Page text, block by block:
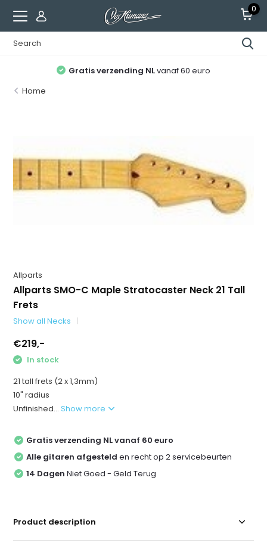
0
Gratis verzending NLvanaf 60 euro
Home
Allparts
Allparts SMO-C Maple Stratocaster Neck 21 Tall
Frets
Show all Necks
€219,-
In stock
21 tall frets (2 x 1,3mm)
10" radius
Unfinished...Show more
Gratis verzending NL vanaf 60 euro
Alle gitaren afgesteld en recht op 2 servicebeurten
14 Dagen Niet Goed - Geld Terug
Product description